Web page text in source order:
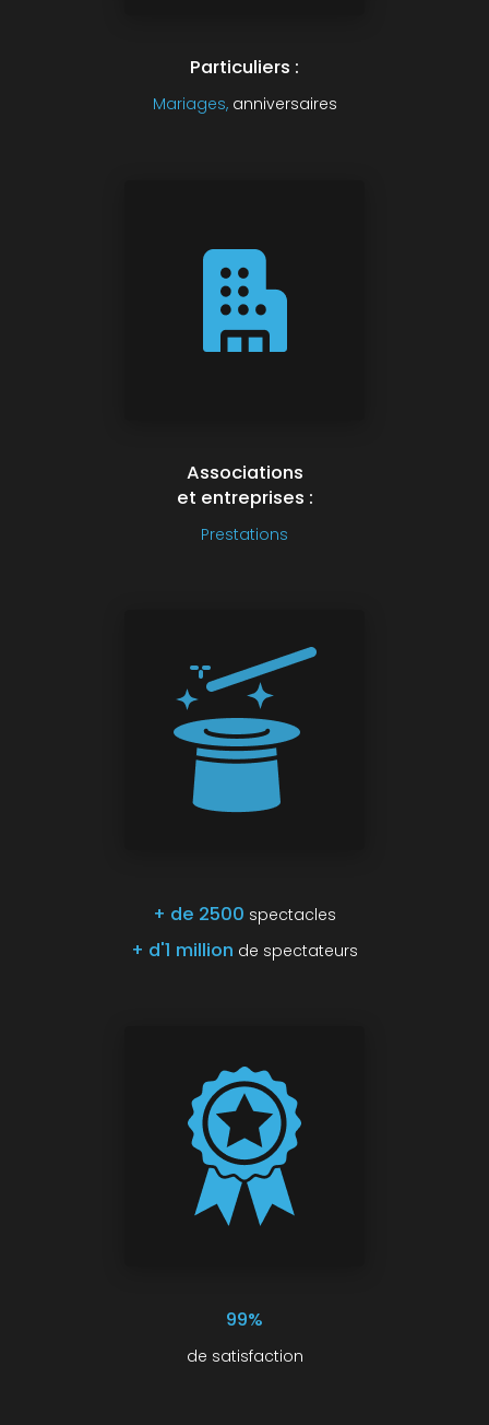
Particuliers :
Mariages,anniversaires
Associations
et entreprises :
Prestations
+ de 2500 spectacles
+ d'1 million de spectateurs
99%
de satisfaction